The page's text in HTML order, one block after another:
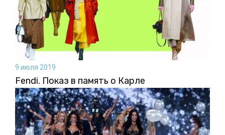
9 июля 2019
Fendi. Показ в память о Карле